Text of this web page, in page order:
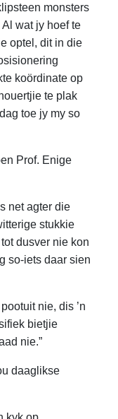
monsters
wat jy hoef te
optel, dit in die
koördinate op
te plak
toe jy my so
Prof. Enige
net agter die
stukkie
dusver nie kon
so-iets daar sien
nie, dis ’n
bietjie
nie.”
daaglikse